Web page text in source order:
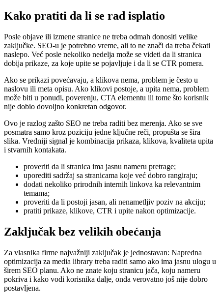
Kako pratiti da li se rad isplatio
Posle objave ili izmene stranice ne treba odmah donositi velike
zaključke. SEO-u je potrebno vreme, ali to ne znači da treba čekati
naslepo. Već posle nekoliko nedelja može se videti da li stranica
dobija prikaze, za koje upite se pojavljuje i da li se CTR pomera.
Ako se prikazi povećavaju, a klikova nema, problem je često u
naslovu ili meta opisu. Ako klikovi postoje, a upita nema, problem
može biti u ponudi, poverenju, CTA elementu ili tome što korisnik
nije dobio dovoljno konkretan odgovor.
Ovo je razlog zašto SEO ne treba raditi bez merenja. Ako se sve
posmatra samo kroz poziciju jedne ključne reči, propušta se šira
slika. Vredniji signal je kombinacija prikaza, klikova, kvaliteta upita
i stvarnih kontakata.
proveriti da li stranica ima jasnu nameru pretrage;
uporediti sadržaj sa stranicama koje već dobro rangiraju;
dodati nekoliko prirodnih internih linkova ka relevantnim
temama;
proveriti da li postoji jasan, ali nenametljiv poziv na akciju;
pratiti prikaze, klikove, CTR i upite nakon optimizacije.
Zaključak bez velikih obećanja
Za vlasnika firme najvažniji zaključak je jednostavan: Napredna
optimizacija za media library treba raditi samo ako ima jasnu ulogu u
širem SEO planu. Ako ne znate koju stranicu jača, koju nameru
pokriva i kako vodi korisnika dalje, onda verovatno još nije dobro
postavljena.